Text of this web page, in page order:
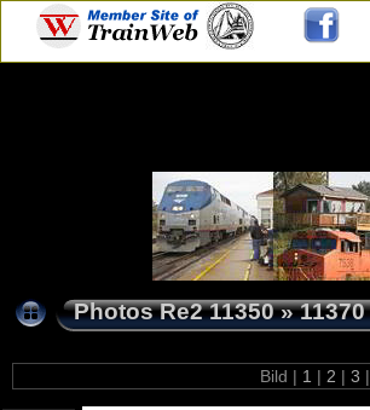
Photos Re2 11350»11370
Bild | 1 | 2 | 3 |